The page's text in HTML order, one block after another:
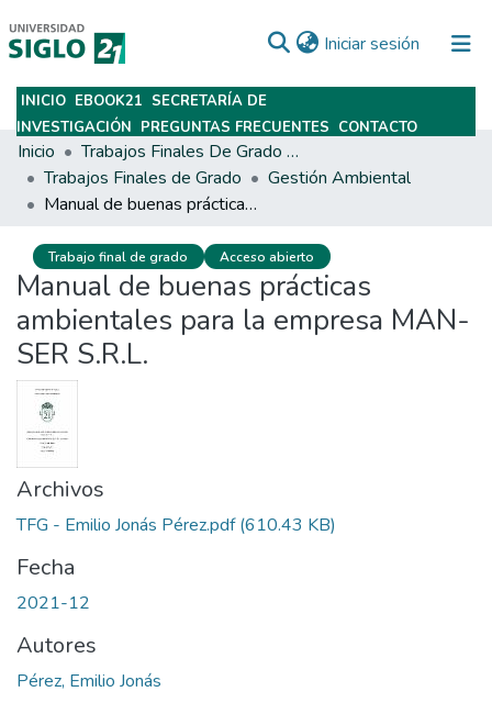
Iniciar sesión (current)
Subir
INICIO EBOOK21 SECRETARÍA DE
INVESTIGACIÓN PREGUNTAS FRECUENTES CONTACTO
Inicio
Trabajos Finales De Grado Y Posgrado
Trabajos Finales de Grado
Gestión Ambiental
Manual de buenas prácticas ambientales para la empresa MAN-SER S.R.L.
Trabajo final de grado Acceso abierto
Manual de buenas prácticas
ambientales para la empresa MAN-
SER S.R.L.
Archivos
TFG - Emilio Jonás Pérez.pdf(610.43 KB)
Fecha
2021-12
Autores
Pérez, Emilio Jonás